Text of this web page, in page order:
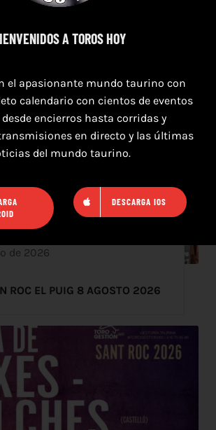
de 2026
ROC EL PUIG 8 AGOSTO 2026
A TOROS HOY
el apasionante mundo taurino con
calendario con cientos de eventos
encierros hasta corridas y
en directo y las últimas
del mundo taurino.
DESCARGA IOS